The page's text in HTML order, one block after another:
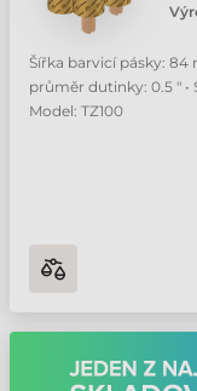
Šířka barvicí pásky: 84
průměr dutinky: 0.5 " •
Model: TZ100